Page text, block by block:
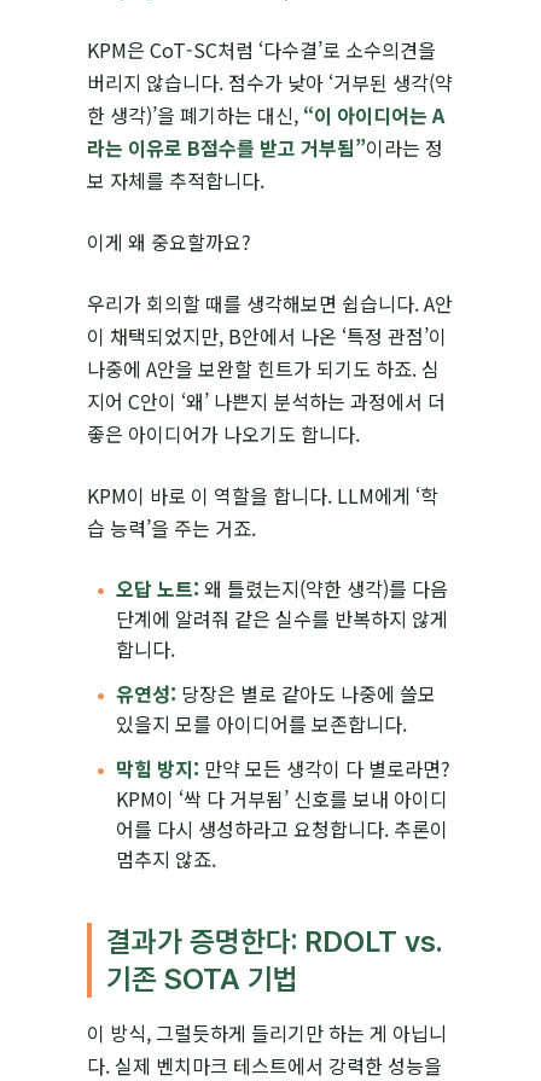
KPM은 CoT-SC처럼 ‘다수결’로 소수의견을
버리지 않습니다. 점수가 낮아 ‘거부된 생각(약
한 생각)’을 폐기하는 대신, “이 아이디어는 A
라는 이유로 B점수를 받고 거부됨”이라는 정
보 자체를 추적합니다.
이게 왜 중요할까요?
우리가 회의할 때를 생각해보면 쉽습니다. A안
이 채택되었지만, B안에서 나온 ‘특정 관점’이
나중에 A안을 보완할 힌트가 되기도 하죠. 심
지어 C안이 ‘왜’ 나쁜지 분석하는 과정에서 더
좋은 아이디어가 나오기도 합니다.
KPM이 바로 이 역할을 합니다. LLM에게 ‘학
습 능력’을 주는 거죠.
오답 노트: 왜 틀렸는지(약한 생각)를 다음
단계에 알려줘 같은 실수를 반복하지 않게
합니다.
유연성: 당장은 별로 같아도 나중에 쓸모
있을지 모를 아이디어를 보존합니다.
막힘 방지: 만약 모든 생각이 다 별로라면?
KPM이 ‘싹 다 거부됨’ 신호를 보내 아이디
어를 다시 생성하라고 요청합니다. 추론이
멈추지 않죠.
결과가 증명한다: RDOLT vs.
기존 SOTA 기법
이 방식, 그럴듯하게 들리기만 하는 게 아닙니
다. 실제 벤치마크 테스트에서 강력한 성능을